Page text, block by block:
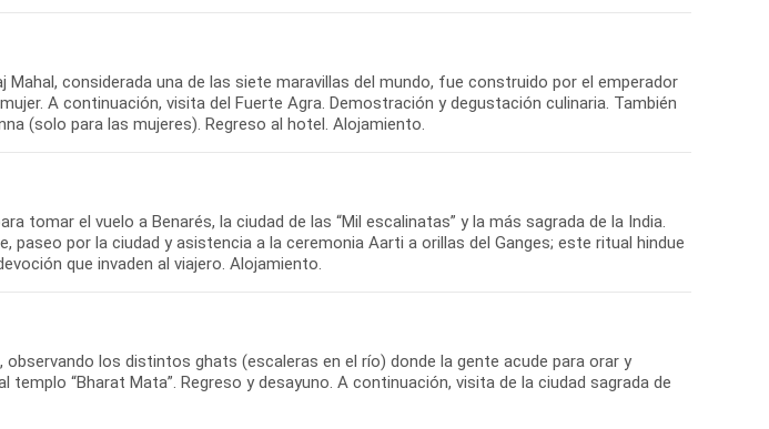
Mahal, considerada una de las siete maravillas del mundo, fue construido por el emperador
A continuación, visita del Fuerte Agra. Demostración y degustación culinaria. También
(solo para las mujeres). Regreso al hotel. Alojamiento.
tomar el vuelo a Benarés, la ciudad de las “Mil escalinatas” y la más sagrada de la India.
paseo por la ciudad y asistencia a la ceremonia Aarti a orillas del Ganges; este ritual hindue
que invaden al viajero. Alojamiento.
observando los distintos ghats (escaleras en el río) donde la gente acude para orar y
“Bharat Mata”. Regreso y desayuno. A continuación, visita de la ciudad sagrada de